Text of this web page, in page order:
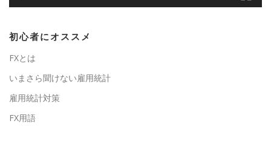
初心者にオススメ
FXとは
いまさら聞けない雇用統計
雇用統計対策
FX用語